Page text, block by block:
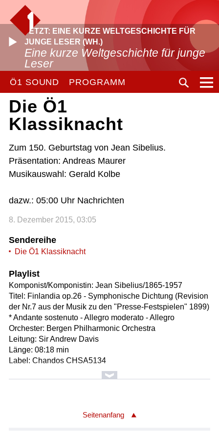
JETZT: EINE KURZE WELTGESCHICHTE FÜR
JUNGE LESER (WH.)
Eine kurze Weltgeschichte für junge
Leser
Ö1 SOUND PROGRAMM
Die Ö1
Klassiknacht
Zum 150. Geburtstag von Jean Sibelius.
Präsentation: Andreas Maurer
Musikauswahl: Gerald Kolbe
dazw.: 05:00 Uhr Nachrichten
8. Dezember 2015, 03:05
Sendereihe
Die Ö1 Klassiknacht
Playlist
Komponist/Komponistin: Jean Sibelius/1865-1957
Titel: Finlandia op.26 - Symphonische Dichtung (Revision
der Nr.7 aus der Musik zu den "Presse-Festspielen" 1899)
* Andante sostenuto - Allegro moderato - Allegro
Orchester: Bergen Philharmonic Orchestra
Leitung: Sir Andrew Davis
Länge: 08:18 min
Label: Chandos CHSA5134
Komponist/Komponistin: Jean Sibelius/1865 - 1957
* Tempo andante, ma rubato - 2.Satz (00:14:30)
Seitenanfang